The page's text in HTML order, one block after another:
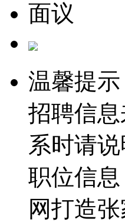
面议
温馨提
招聘信息
系时请
职位信
网打造